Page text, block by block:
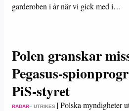
garderoben i år när vi gick med i…
Polen granskar
Pegasus-
PiS-styret
RADAR– UTRIKES |Polska myndigheter